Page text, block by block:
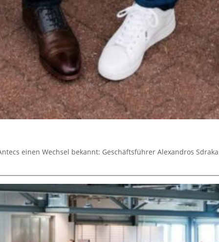
einen Wechsel bekannt: Geschäftsführer Alexandros